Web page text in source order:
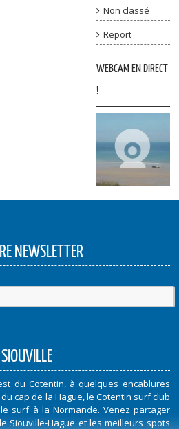
Non classé
Report
WEBCAM EN DIRECT
!
NEWSLETTER
du Cotentin, à quelques encablures
cap de la Hague, le Cotentin surf club
surf à la Normande. Venez partager
Siouville-Hague et les meilleurs spots